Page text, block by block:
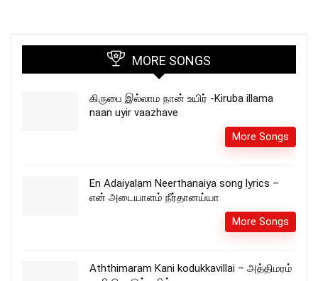
MORE SONGS
கிருபை இல்லாம நான் உயிர் -Kiruba illama
naan uyir vaazhave
More Songs
En Adaiyalam Neerthanaiya song lyrics –
என் அடையாளம் நீர்தானய்யா
More Songs
Aththimaram Kani kodukkavillai – அத்திமரம்